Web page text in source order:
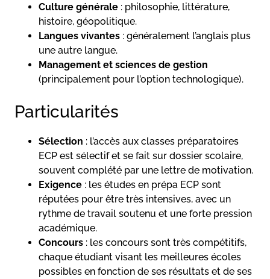
Culture générale : philosophie, littérature,
histoire, géopolitique.
Langues vivantes : généralement l’anglais plus
une autre langue.
Management et sciences de gestion
(principalement pour l’option technologique).
Particularités
Sélection : l’accès aux classes préparatoires
ECP est sélectif et se fait sur dossier scolaire,
souvent complété par une lettre de motivation.
Exigence : les études en prépa ECP sont
réputées pour être très intensives, avec un
rythme de travail soutenu et une forte pression
académique.
Concours : les concours sont très compétitifs,
chaque étudiant visant les meilleures écoles
possibles en fonction de ses résultats et de ses